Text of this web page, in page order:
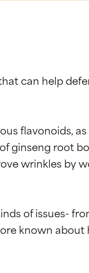
can help
flavonoids, as
ginseng root
wrinkles by
of issues-
known about